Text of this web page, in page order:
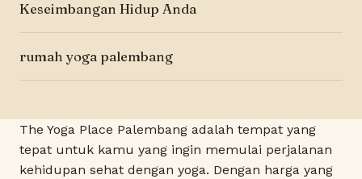
Keseimbangan Hidup Anda
rumah yoga palembang
The Yoga Place Palembang adalah tempat yang
tepat untuk kamu yang ingin memulai perjalanan
kehidupan sehat dengan yoga. Dengan harga yang